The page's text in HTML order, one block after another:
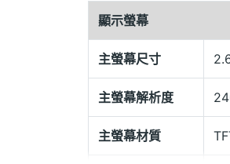
費，對於多門號的業
TouchWiz 使用者介
手指就能輕鬆搞定。
顯示螢幕
主螢幕尺寸
主螢幕解析度
主螢幕材質